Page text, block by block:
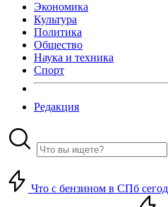
Экономика
Культура
Политика
Общество
Наука и техника
Спорт
Редакция
Что с бензином в СПб